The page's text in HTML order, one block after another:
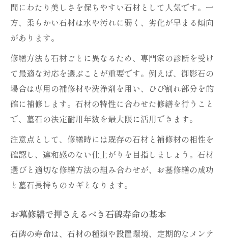
間にわたり美しさを保ちやすい石材として人気です。一
方、柔らかい石材は水や汚れに弱く、劣化が早まる傾向
があります。
修繕方法も石材ごとに異なるため、専門家の診断を受け
て最適な対応を選ぶことが重要です。例えば、御影石の
場合は専用の補修材や洗浄剤を用い、ひび割れ部分を的
確に補修します。石材の特性に合わせた修繕を行うこと
で、墓石の法定耐用年数を最大限に活用できます。
注意点として、修繕時には既存の石材と補修材の相性を
確認し、違和感のない仕上がりを目指しましょう。石材
選びと適切な修繕方法の組み合わせが、お墓修繕の成功
と墓石長持ちのカギとなります。
お墓修繕で押さえるべき石碑寿命の基本
石碑の寿命は、石材の種類や設置環境、定期的なメンテ